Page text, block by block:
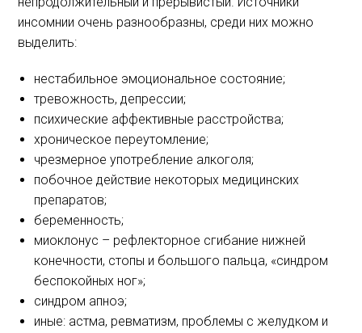
инсомнии очень разнообразны, среди них можно
выделить:
нестабильное эмоциональное состояние;
тревожность, депрессии;
психические аффективные расстройства;
хроническое переутомление;
чрезмерное употребление алкоголя;
побочное действие некоторых медицинских
препаратов;
беременность;
миоклонус – рефлекторное сгибание нижней
конечности, стопы и большого пальца, «синдром
беспокойных ног»;
синдром апноэ;
иные: астма, ревматизм, проблемы с желудком и